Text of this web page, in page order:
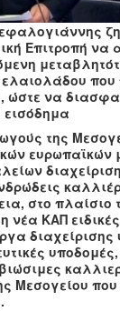
Επιτροπή να
που
ώστε να
της
στο πλαίσιο
νέα ΚΑΠ
Μεσογείου